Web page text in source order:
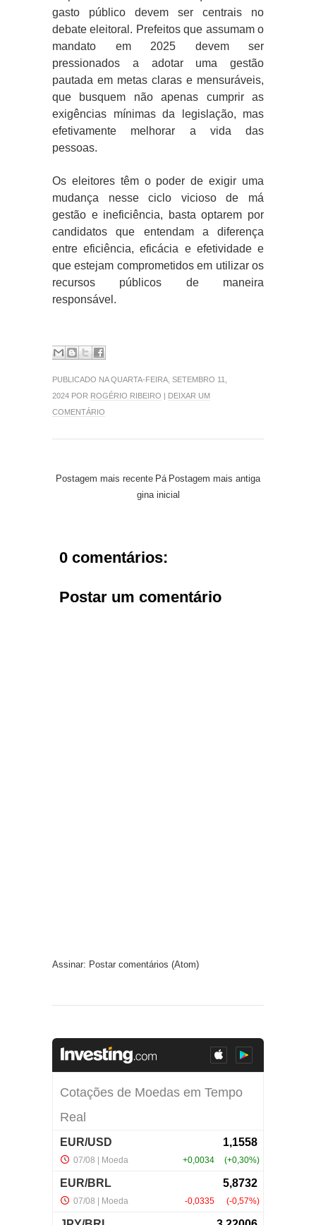
gasto público devem ser centrais no
debate eleitoral. Prefeitos que assumam o
mandato em 2025 devem ser
pressionados a adotar uma gestão
pautada em metas claras e mensuráveis,
que busquem não apenas cumprir as
exigências mínimas da legislação, mas
efetivamente melhorar a vida das
pessoas.
Os eleitores têm o poder de exigir uma
mudança nesse ciclo vicioso de má
gestão e ineficiência, basta optarem por
candidatos que entendam a diferença
entre eficiência, eficácia e efetividade e
que estejam comprometidos em utilizar os
recursos públicos de maneira
responsável.
PUBLICADO NA QUARTA-FEIRA, SETEMBRO 11,
2024 POR ROGÉRIO RIBEIRO | DEIXAR UM
COMENTÁRIO
Postagem mais recente Postagem mais antiga
Pá
gina inicial
0 comentários:
Postar um comentário
Assinar: Postar comentários (Atom)